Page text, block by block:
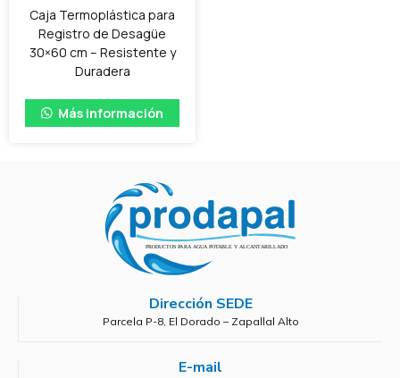
Caja Termoplástica para
Registro de Desagüe
30×60 cm – Resistente y
Duradera
Más información
Dirección SEDE
Parcela P-8, El Dorado – Zapallal Alto
E-mail